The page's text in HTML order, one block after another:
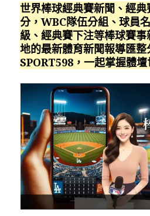
世界棒球經典賽新聞、經
分，WBC隊伍分組、球員
級、經典賽下注等棒球賽
地的最新體育新聞報導匯
SPORT598，一起掌握體壇